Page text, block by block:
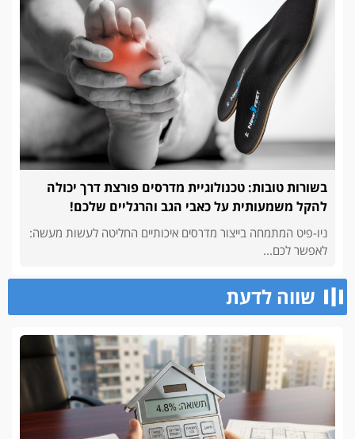
בשורות טובות: טכנולוגיית מדרסים פורצת דרך יכולה
להקל משמעותית על כאבי הגב והרגליים שלכם!
ניו-פיט המתמחה בייצור מדרסים איכותיים החליטה לעשות מעשה:
לאפשר לכם...
שווה לדעת